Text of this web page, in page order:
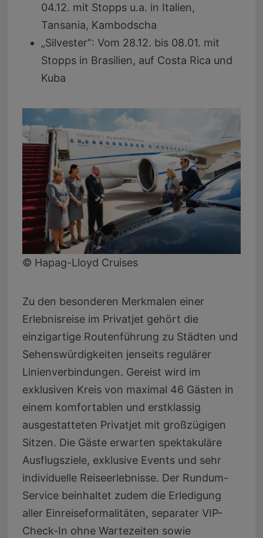
04.12. mit Stopps u.a. in Italien,
Tansania, Kambodscha
„Silvester“: Vom 28.12. bis 08.01. mit
Stopps in Brasilien, auf Costa Rica und
Kuba
© Hapag-Lloyd Cruises
Zu den besonderen Merkmalen einer
Erlebnisreise im Privatjet gehört die
einzigartige Routenführung zu Städten und
Sehenswürdigkeiten jenseits regulärer
Linienverbindungen. Gereist wird im
exklusiven Kreis von maximal 46 Gästen in
einem komfortablen und erstklassig
ausgestatteten Privatjet mit großzügigen
Sitzen. Die Gäste erwarten spektakuläre
Ausflugsziele, exklusive Events und sehr
individuelle Reiseerlebnisse. Der Rundum-
Service beinhaltet zudem die Erledigung
aller Einreiseformalitäten, separater VIP-
Check-In ohne Wartezeiten sowie